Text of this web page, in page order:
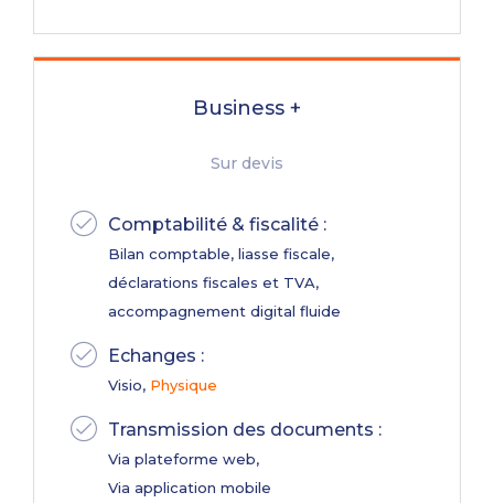
Business +
Sur devis
Comptabilité & fiscalité :
Bilan comptable, liasse fiscale,
déclarations fiscales et TVA,
accompagnement digital fluide
Echanges :
Visio, Physique
Transmission des documents :
Via plateforme web,
Via application mobile